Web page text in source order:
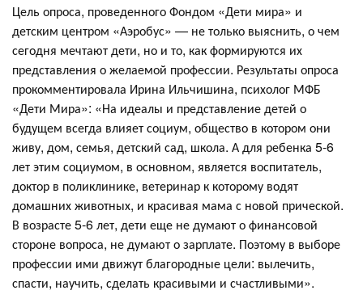
Цель опроса, проведенного Фондом «Дети мира» и
детским центром «Аэробус» — не только выяснить, о чем
сегодня мечтают дети, но и то, как формируются их
представления о желаемой профессии. Результаты опроса
прокомментировала Ирина Ильчишина, психолог МФБ
«Дети Мира»: «На идеалы и представление детей о
будущем всегда влияет социум, общество в котором они
живу, дом, семья, детский сад, школа. А для ребенка 5-6
лет этим социумом, в основном, является воспитатель,
доктор в поликлинике, ветеринар к которому водят
домашних животных, и красивая мама с новой прической.
В возрасте 5-6 лет, дети еще не думают о финансовой
стороне вопроса, не думают о зарплате. Поэтому в выборе
профессии ими движут благородные цели: вылечить,
спасти, научить, сделать красивыми и счастливыми».